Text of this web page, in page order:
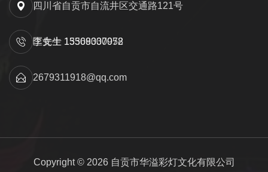
四川省自贡市自流井区交通路121号
匡先生 15309000052
李女士 13568337978
2679311918@qq.com
Copyright © 2026 自贡市华溢彩灯文化有限公司